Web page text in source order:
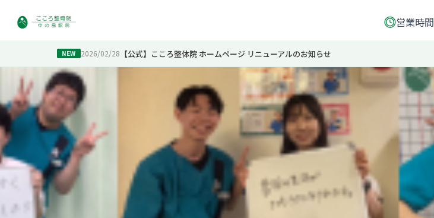
営業時間
NEW 2026/02/28 【公式】こころ整体院 ホームページ リニューアルのお知らせ